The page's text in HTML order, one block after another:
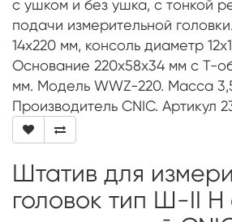
с ушком и без ушка, с тонкой
подачи измерительной
14х220 мм, консоль диаметр
Основание 220х58х34 мм с Т-
мм. Модель WWZ-220. Масса
Производитель CNIC. Артикул
Штатив для
головок тип Ш-II Н